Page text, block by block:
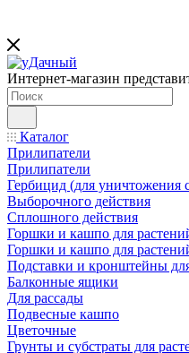
Интернет-магазин
Каталог
Прилипатели
Прилипатели
Гербицид (для уничтожения
Выборочного действия
Сплошного действия
Горшки и кашпо для
Горшки и кашпо для
Подставки и кронштейны
Балконные ящики
Для рассады
Подвесные кашпо
Цветочные
Грунты и субстраты для